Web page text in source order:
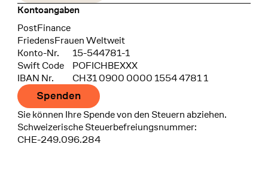
Kontoangaben
Bank
PostFinance
Recipient
FriedensFrauen Weltweit
Konto-Nr.
15-544781-1
Swift Code
POFICHBEXXX
IBAN Nr.
CH31 0900 0000 1554 4781 1
Spenden
Sie können Ihre Spende von den Steuern abziehen.
Schweizerische Steuerbefreiungsnummer:
CHE-249.096.284